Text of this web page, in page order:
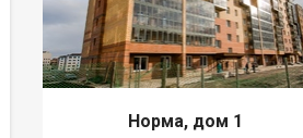
Норма, дом 1